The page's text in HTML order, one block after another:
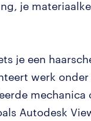
je
je een
werk onder
mechanica
Autodesk